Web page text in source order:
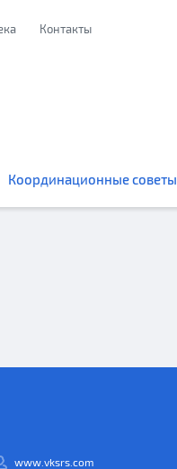
Контакты
Координационные советы
www.vksrs.com